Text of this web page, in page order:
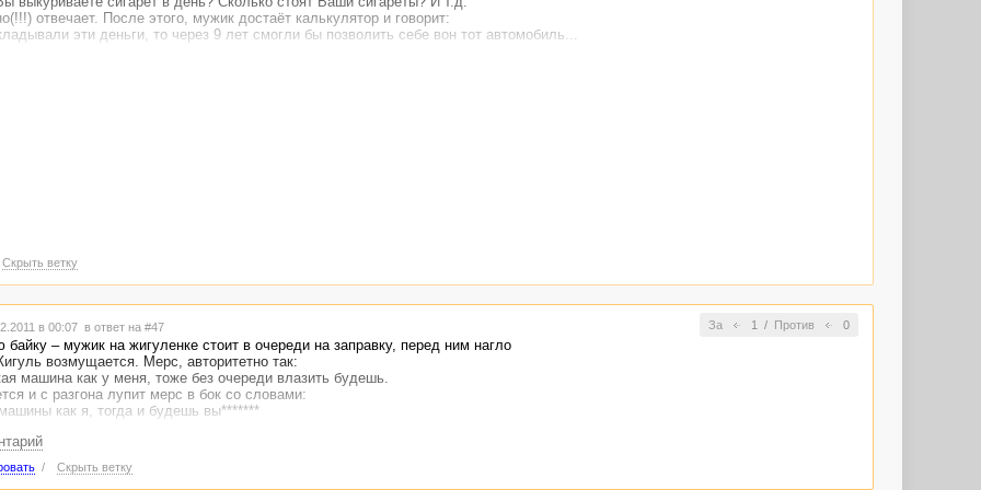
отвечает. После этого, мужик достаёт калькулятор и говорит:
эти деньги, то через 9 лет смогли бы позволить себе вон тот автомобиль...
с сигнализации автомобиль, на который указывал мужик.
з****й людей.
бесплатно!!!!
Скрыть ветку
За 1 / Против 0
в 00:07 в ответ на #47
– мужик на жигуленке стоит в очереди на заправку, перед ним нагло
возмущается. Мерс, авторитетно так:
машина как у меня, тоже без очереди влазить будешь.
и с разгона лупит мерс в бок со словами:
как я, тогда и будешь вы*******
- от постоянства. Бросать курить веселее, чем просто курить или не курить вообще.
но в борьбе с курением - без перекуров - никак!
/ Скрыть ветку